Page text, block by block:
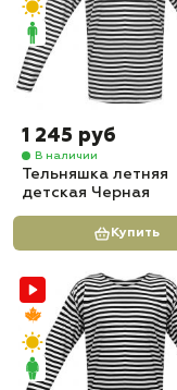
1 245 руб
В наличии
Тельняшка летняя
детская Черная
Купить